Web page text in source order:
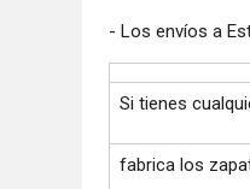
- Los envíos a
Si tienes
fabrica los